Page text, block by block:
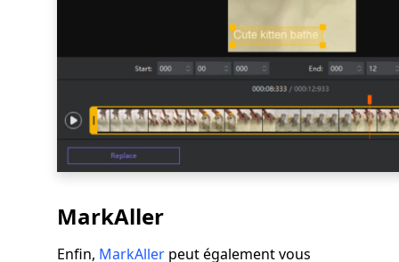
MarkAller
Enfin, MarkAller peut également vous